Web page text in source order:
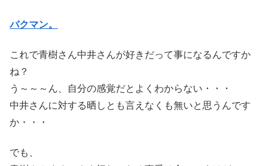
バクマン。
これで青樹さん中井さんが好きだって事になるんですか
ね？
う～～～ん、自分の感覚だとよくわからない・・・
中井さんに対する晒しとも言えなくも無いと思うんです
か・・・
でも、